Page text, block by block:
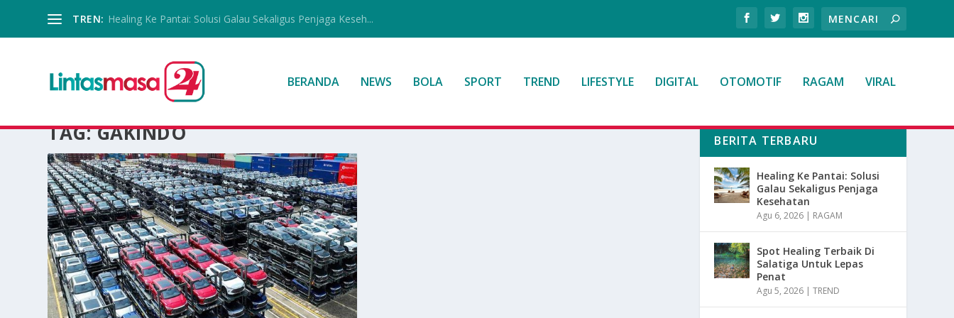
TREN: Healing Ke Pantai: Solusi Galau Sekaligus Penjaga Keseh...
BERANDA NEWS BOLA SPORT TREND LIFESTYLE DIGITAL OTOMOTIF RAGAM VIRAL
TAG:GAKINDO BERITA TERBARU
Healing Ke Pantai: Solusi
Galau Sekaligus Penjaga
Kesehatan
Agu 6, 2026 | RAGAM
Spot Healing Terbaik Di
Salatiga Untuk Lepas
Penat
Agu 5, 2026 |TREND